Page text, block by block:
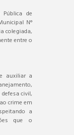
de
N°
colegiada,
entre o
auxiliar a
civil,
crime em
a
que o